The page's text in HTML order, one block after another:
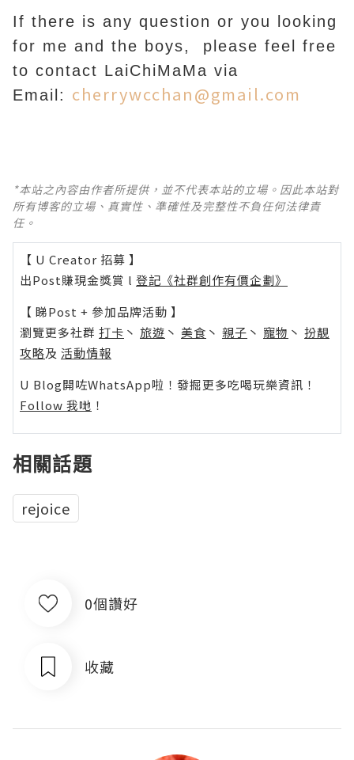
If there is any question or you looking
for me and the boys, please feel free
to contact LaiChiMaMa via
Email: cherrywcchan@gmail.com
*本站之內容由作者所提供，並不代表本站的立場。因此本站對
所有博客的立場、真實性、準確性及完整性不負任何法律責
任。
【 U Creator 招募 】
出Post賺現金獎賞 l 登記《社群創作有價企劃》
【 睇Post + 參加品牌活動 】
瀏覽更多社群 打卡 丶 旅遊 丶 美食 丶 親子 丶 寵物 丶 扮靚
攻略及 活動情報
U Blog開咗WhatsApp啦！發掘更多吃喝玩樂資訊！
Follow 我哋 ！
相關話題
rejoice
0個讚好
收藏